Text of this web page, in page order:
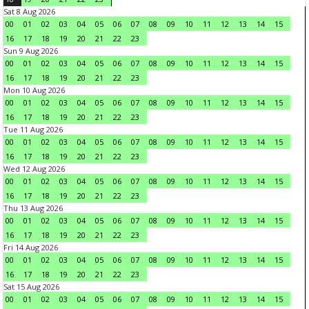
Sat 8 Aug 2026
00
01 02 03 04 05 06 07 08 09 10 11 12 13 14
15
16
17 18 19 20 21 22
23
Sun 9 Aug 2026
00
01 02 03 04 05 06 07 08 09 10 11 12 13 14
15
16
17 18 19 20 21 22
23
Mon 10 Aug 2026
00
01 02 03 04 05 06 07 08 09 10 11 12 13 14
15
16
17 18 19 20 21 22
23
Tue 11 Aug 2026
00
01 02 03 04 05 06 07 08 09 10 11 12 13 14
15
16
17 18 19 20 21 22
23
Wed 12 Aug 2026
00
01 02 03 04 05 06 07 08 09 10 11 12 13 14
15
16
17 18 19 20 21 22
23
Thu 13 Aug 2026
00
01 02 03 04 05 06 07 08 09 10 11 12 13 14
15
16
17 18 19 20 21 22
23
Fri 14 Aug 2026
00
01 02 03 04 05 06 07 08 09 10 11 12 13 14
15
16
17 18 19 20 21 22
23
Sat 15 Aug 2026
00
01 02 03 04 05 06 07 08 09 10 11 12 13 14
15